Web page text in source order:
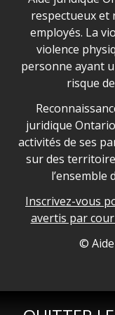
respectueux et
employés. La
violence
personne ayant
risque
Legal Aid
juridique
activités de ses
sur des
l’ensemble
Inscrivez-vous
avertis par
Legal Aid©